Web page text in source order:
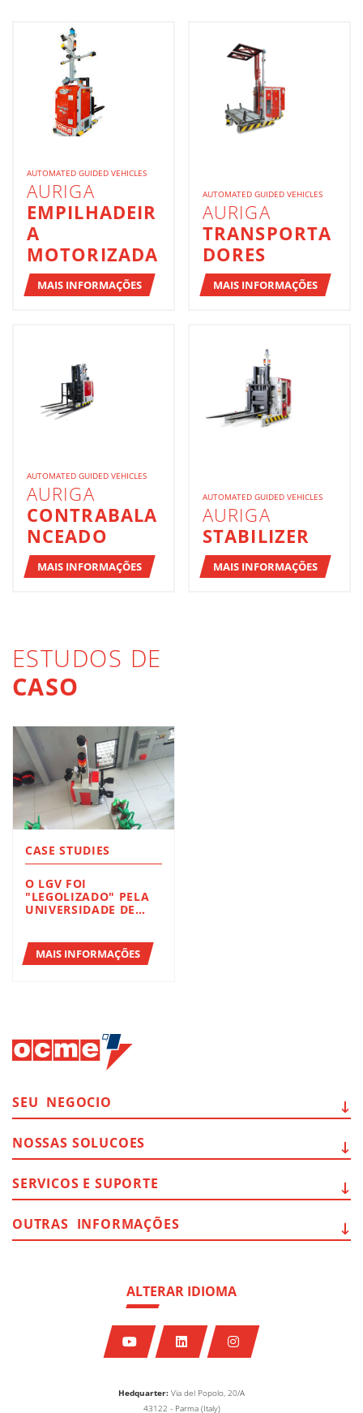
AUTOMATED GUIDED VEHICLES
AURIGA
EMPILHADEIR
A
MOTORIZADA
MAIS INFORMAÇÕES
AUTOMATED GUIDED VEHICLES
AURIGA
TRANSPORTA
DORES
MAIS INFORMAÇÕES
AUTOMATED GUIDED VEHICLES
AURIGA
CONTRABALA
NCEADO
MAIS INFORMAÇÕES
AUTOMATED GUIDED VEHICLES
AURIGA
STABILIZER
MAIS INFORMAÇÕES
ESTUDOS DE
CASO
CASE STUDIES
O LGV FOI
"LEGOLIZADO" PELA
UNIVERSIDADE DE
MAIS INFORMAÇÕES
Hedquarter: Via del Popolo, 20/A
43122 - Parma (Italy)
ALTERAR IDIOMA
SEU NEGOCIO
NOSSAS SOLUCOES
SERVICOS E SUPORTE
OUTRAS INFORMAÇÕES